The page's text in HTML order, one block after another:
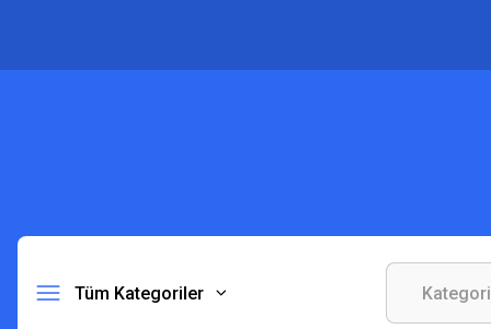
Tüm Kategoriler